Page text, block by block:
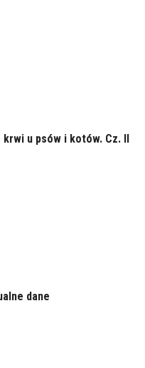
u psów i kotów. Cz. II
dane